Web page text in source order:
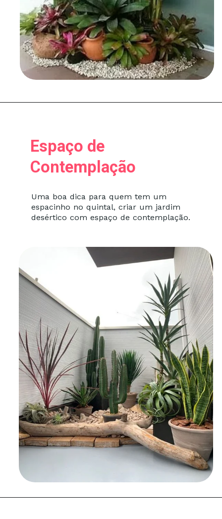
Uma boa dica para quem tem um
espacinho no quintal, criar um jardim
desértico com espaço de contemplação.
Espaço de
Contemplação